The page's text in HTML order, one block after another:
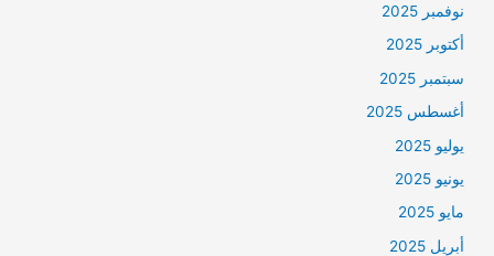
نوفمبر 2025
أكتوبر 2025
سبتمبر 2025
أغسطس 2025
يوليو 2025
يونيو 2025
مايو 2025
أبريل 2025